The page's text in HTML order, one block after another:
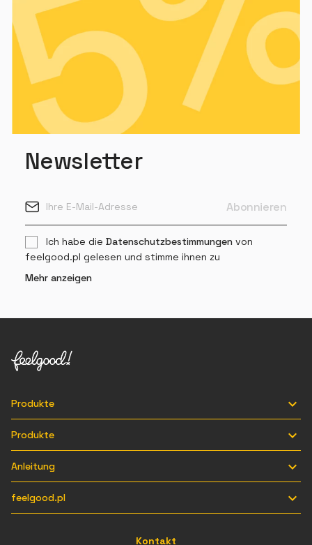
Newsletter
Ich habe die Datenschutzbestimmungenvon
feelgood.pl gelesen und stimme ihnen zu
Mehr anzeigen
Produkte 
Produkte 
Anleitung 
feelgood.pl 
Kontakt